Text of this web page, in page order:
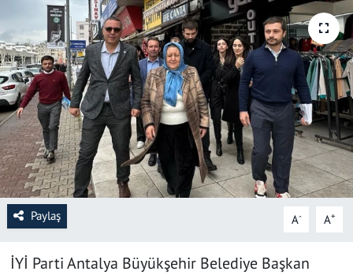
Paylaş A- A+
İYİ Parti Antalya Büyükşehir Belediye Başkan
SAĞLIK
YAŞAM
KÜLTÜR SANAT
EĞİTİM